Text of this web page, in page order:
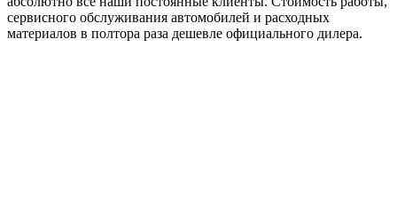
сервисного обслуживания автомобилей и расходных
материалов в полтора раза дешевле официального дилера.